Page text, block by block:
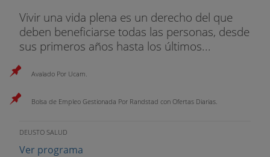
Vivir una vida plena es un derecho del que
deben beneficiarse todas las personas, desde
sus primeros años hasta los últimos...
Avalado Por Ucam.
Bolsa de Empleo Gestionada Por Randstad con Ofertas Diarias.
DEUSTO SALUD
Ver programa